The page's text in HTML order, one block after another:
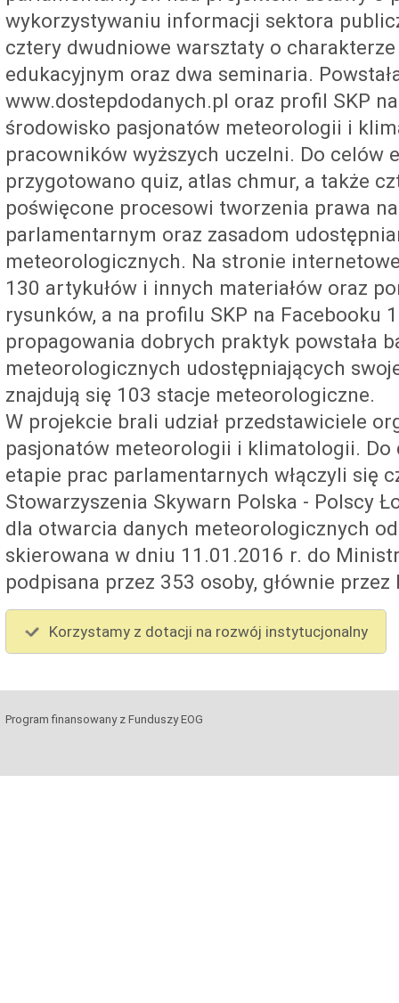
wykorzystywaniu informacji sektora
cztery dwudniowe warsztaty o
edukacyjnym oraz dwa seminaria.
www.dostepdodanych.pl oraz profil SKP
środowisko pasjonatów meteorologii i
pracowników wyższych uczelni. Do celów
przygotowano quiz, atlas chmur, a także
poświęcone procesowi tworzenia prawa
parlamentarnym oraz zasadom
meteorologicznych. Na stronie
130 artykułów i innych materiałów oraz
rysunków, a na profilu SKP na Facebooku
propagowania dobrych praktyk powstała
meteorologicznych udostępniających
znajdują się 103 stacje meteorologiczne.
W projekcie brali udział przedstawiciele
pasjonatów meteorologii i klimatologii. Do
etapie prac parlamentarnych włączyli się
Stowarzyszenia Skywarn Polska - Polscy
dla otwarcia danych meteorologicznych
skierowana w dniu 11.01.2016 r. do
podpisana przez 353 osoby, głównie
Korzystamy z dotacji na rozwój instytucjonalny
Program finansowany z Funduszy EOG